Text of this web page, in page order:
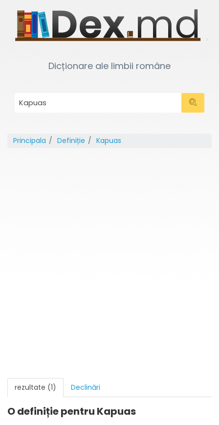
Dicționare ale limbii române
Principala Definiție Kapuas
rezultate (1) Declinări
O definiție pentru Kapuas